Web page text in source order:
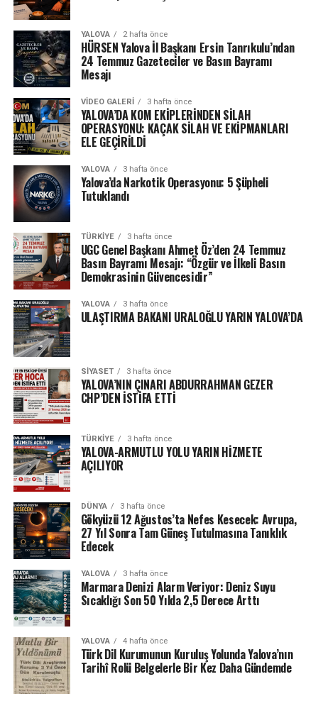
YALOVA 2 hafta önce
HÜRSEN Yalova İl Başkanı Ersin Tanrıkulu’ndan
24 Temmuz Gazeteciler ve Basın Bayramı
Mesajı
VIDEO GALERI 3 hafta önce
YALOVA’DA KOM EKİPLERİNDEN SİLAH
OPERASYONU: KAÇAK SİLAH VE EKİPMANLARI
ELE GEÇİRİLDİ
YALOVA 3 hafta önce
Yalova’da Narkotik Operasyonu: 5 Şüpheli
Tutuklandı
TÜRKIYE 3 hafta önce
UGC Genel Başkanı Ahmet Öz’den 24 Temmuz
Basın Bayramı Mesajı: “Özgür ve İlkeli Basın
Demokrasinin Güvencesidir”
YALOVA 3 hafta önce
ULAŞTIRMA BAKANI URALOĞLU YARIN YALOVA’DA
SIYASET 3 hafta önce
YALOVA’NIN ÇINARI ABDURRAHMAN GEZER
CHP’DEN İSTİFA ETTİ
TÜRKIYE 3 hafta önce
YALOVA-ARMUTLU YOLU YARIN HİZMETE
AÇILIYOR
DÜNYA 3 hafta önce
Gökyüzü 12 Ağustos’ta Nefes Kesecek: Avrupa,
27 Yıl Sonra Tam Güneş Tutulmasına Tanıklık
Edecek
YALOVA 3 hafta önce
Marmara Denizi Alarm Veriyor: Deniz Suyu
Sıcaklığı Son 50 Yılda 2,5 Derece Arttı
YALOVA 4 hafta önce
Türk Dil Kurumunun Kuruluş Yolunda Yalova’nın
Tarihî Rolü Belgelerle Bir Kez Daha Gündemde